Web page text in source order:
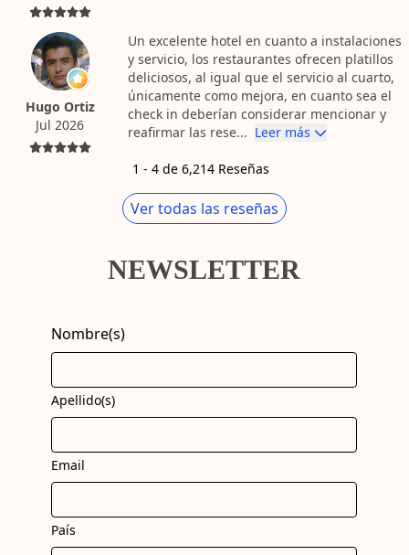
Hugo Ortiz
Jul 2026
Un excelente hotel en cuanto a instalaciones
y servicio, los restaurantes ofrecen platillos
deliciosos, al igual que el servicio al cuarto,
únicamente como mejora, en cuanto sea el
check in deberían considerar mencionar y
reafirmar las rese... Leer más
1 - 4 de 6,214 Reseñas
Ver todas las reseñas
NEWSLETTER
Nombre(s)
Apellido(s)
Email
País